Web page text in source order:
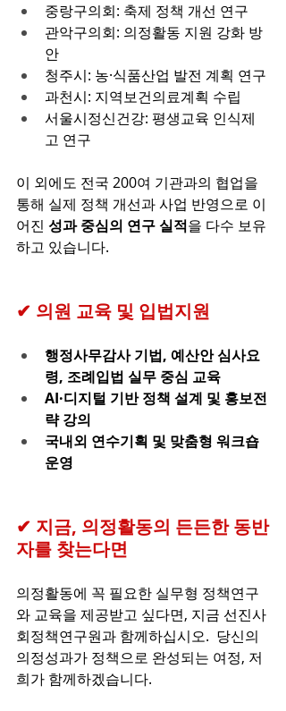
중랑구의회: 축제 정책 개선 연구
관악구의회: 의정활동 지원 강화 방
안
청주시: 농·식품산업 발전 계획 연구
과천시: 지역보건의료계획 수립
서울시정신건강: 평생교육 인식제
고 연구
이 외에도 전국 200여 기관과의 협업을
통해 실제 정책 개선과 사업 반영으로 이
어진 성과 중심의 연구 실적을 다수 보유
하고 있습니다.
✔ 의원 교육 및 입법지원
행정사무감사 기법, 예산안 심사요
령, 조례입법 실무 중심 교육
AI·디지털 기반 정책 설계 및 홍보전
략 강의
국내외 연수기획 및 맞춤형 워크숍
운영
✔ 지금, 의정활동의 든든한 동반
자를 찾는다면
의정활동에 꼭 필요한 실무형 정책연구
와 교육을 제공받고 싶다면, 지금 선진사
회정책연구원과 함께하십시오.  당신의
의정성과가 정책으로 완성되는 여정, 저
희가 함께하겠습니다.